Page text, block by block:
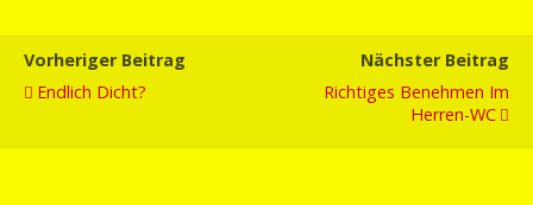
Vorheriger Beitrag
Endlich Dicht?
Nächster Beitrag
Richtiges Benehmen Im
Herren-WC